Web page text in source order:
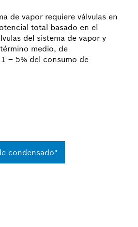
de vapor requiere válvulas en
total basado en el
del sistema de vapor y
medio, de
– 5% del consumo de
condensado"